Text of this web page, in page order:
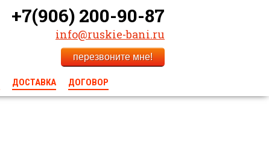
+7(906) 200-90-87
info@ruskie-bani.ru
перезвоните мне!
ДОСТАВКА
ДОГОВОР